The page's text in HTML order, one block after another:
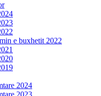
e buxhetit 2022
2024
2023